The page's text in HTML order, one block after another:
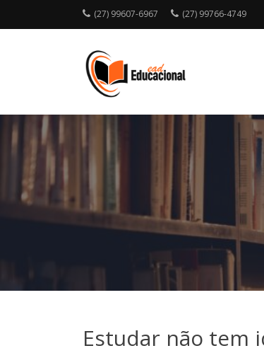
(27) 99607-6967 (27) 99766-4749
Estudar não tem